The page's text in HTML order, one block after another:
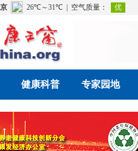
健康科普 专家园地